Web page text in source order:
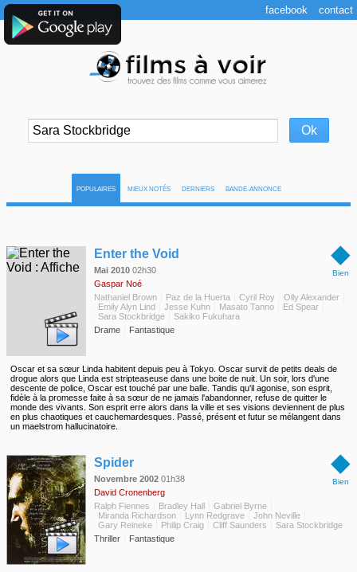
POPULAIRES MIEUX NOTÉS DERNIERS BANDE-ANNONCE
◆
Bien
Enter the Void
Mai 2010 02h30
Gaspar Noé
Nathaniel Brown
Paz de la Huerta Cyril Roy
Olly Alexander
Emily Alyn Lind
Jesse Kuhn Masato Tanno
Ed Spear
Sara Stockbridge
Sakiko Fukuhara
Drame
Fantastique
Oscar et sa sœur Linda habitent depuis peu à Tokyo. Oscar survit de petits deals de
drogue alors que Linda est stripteaseuse dans une boite de nuit. Un soir, lors d'une
descente de police, Oscar est touché par une balle. Tandis qu'il agonise, son esprit,
fidèle à la promesse faite à sa sœur de ne jamais l'abandonner, refuse de quitter le
monde des vivants. Son esprit erre alors dans la ville et ses visions deviennent de plus
en plus chaotiques et cauchemardesques. Passé, présent et futur se mélangent dans
un maelstrom hallucinatoire.
◆
Bien
Spider
Novembre 2002 01h38
David Cronenberg
Ralph Fiennes
Bradley Hall
Gabriel Byrne
Miranda Richardson
Lynn Redgrave
John Neville
Gary Reineke
Philip Craig Cliff Saunders
Sara Stockbridge
Thriller
Fantastique
facebook contact